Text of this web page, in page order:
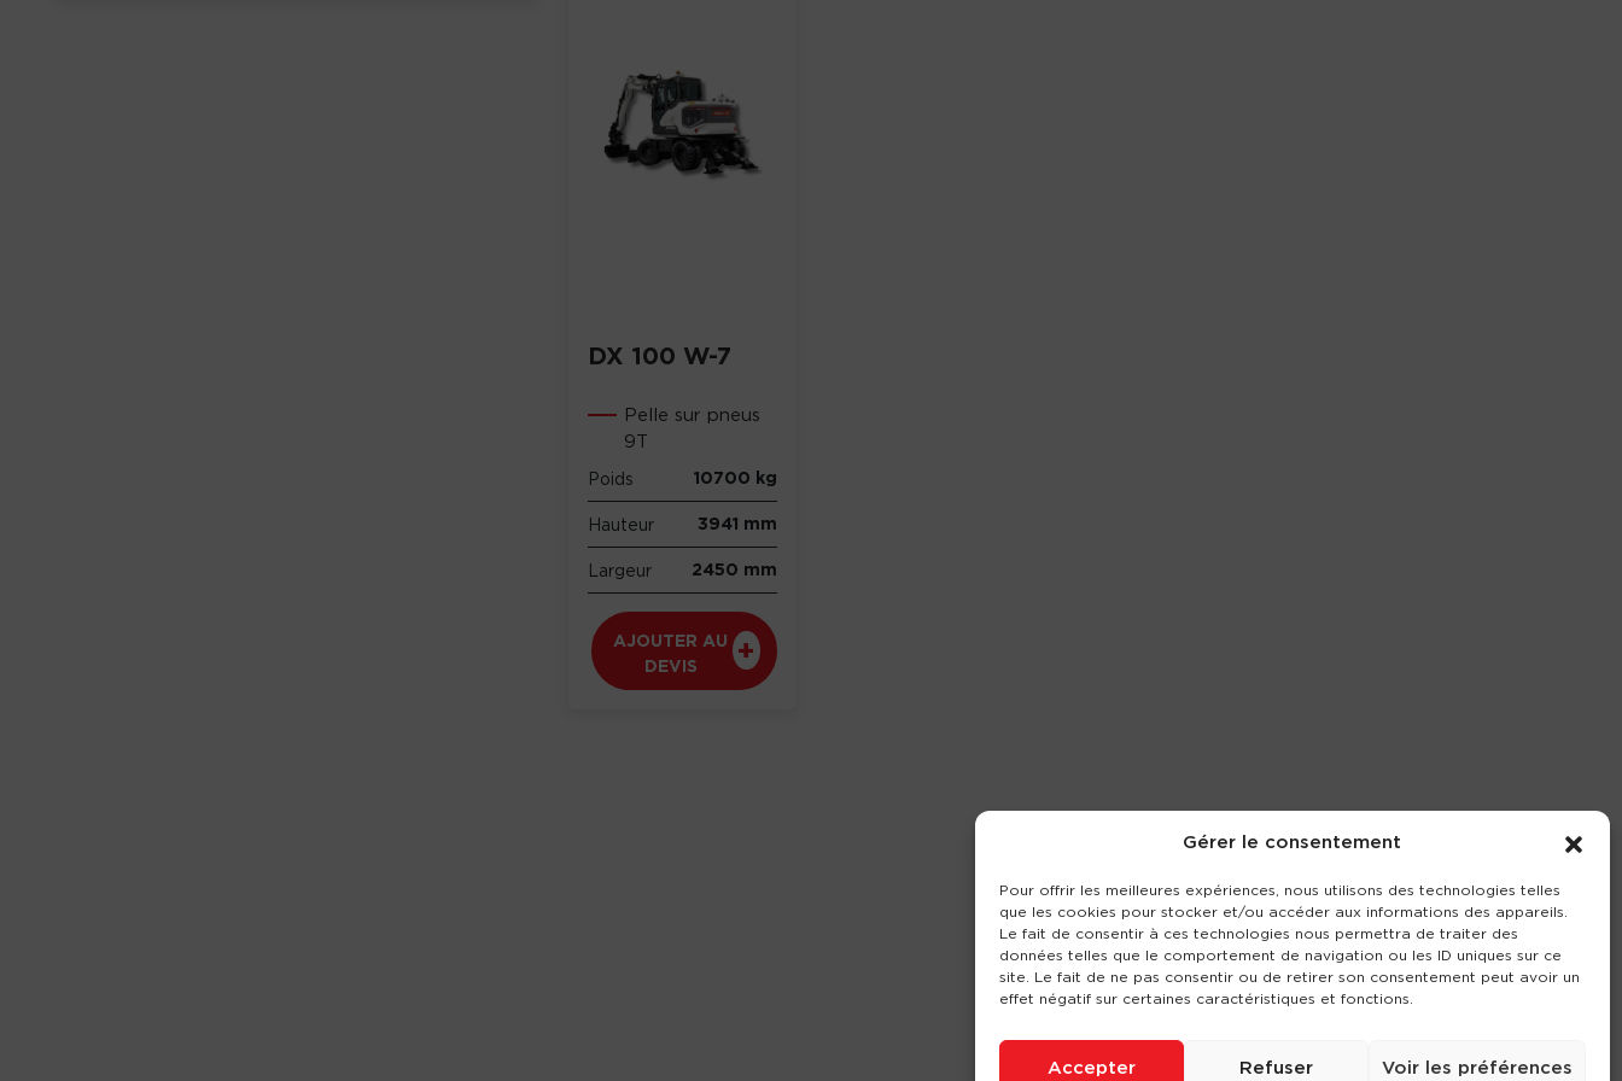
Gérer le consentement
Pour offrir les meilleures expériences, nous utilisons des technologies telles
que les cookies pour stocker et/ou accéder aux informations des appareils.
Le fait de consentir à ces technologies nous permettra de traiter des
données telles que le comportement de navigation ou les ID uniques sur ce
site. Le fait de ne pas consentir ou de retirer son consentement peut avoir un
effet négatif sur certaines caractéristiques et fonctions.
Accepter Refuser Voir les préférences
DX 100 W-7
Pelle sur pneus
9T
Poids 10700 kg
Hauteur 3941 mm
Largeur 2450 mm
AJOUTER AU
DEVIS